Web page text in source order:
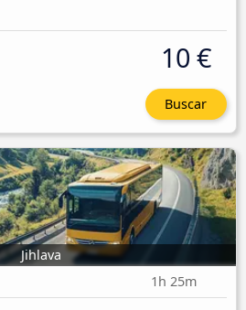
10 €
Buscar
Jihlava
1h 25m